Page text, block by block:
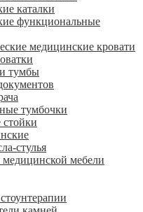
каталки
функциональные
медицинские кровати
тумбы
тумбочки
стулья
медицинской мебели